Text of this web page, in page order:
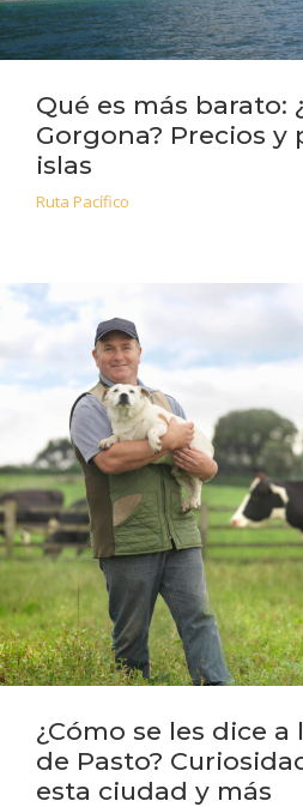
Qué es más barato:
Gorgona? Precios y
islas
Ruta Pacífico
¿Cómo se les dice a
de Pasto?
esta ciudad y más